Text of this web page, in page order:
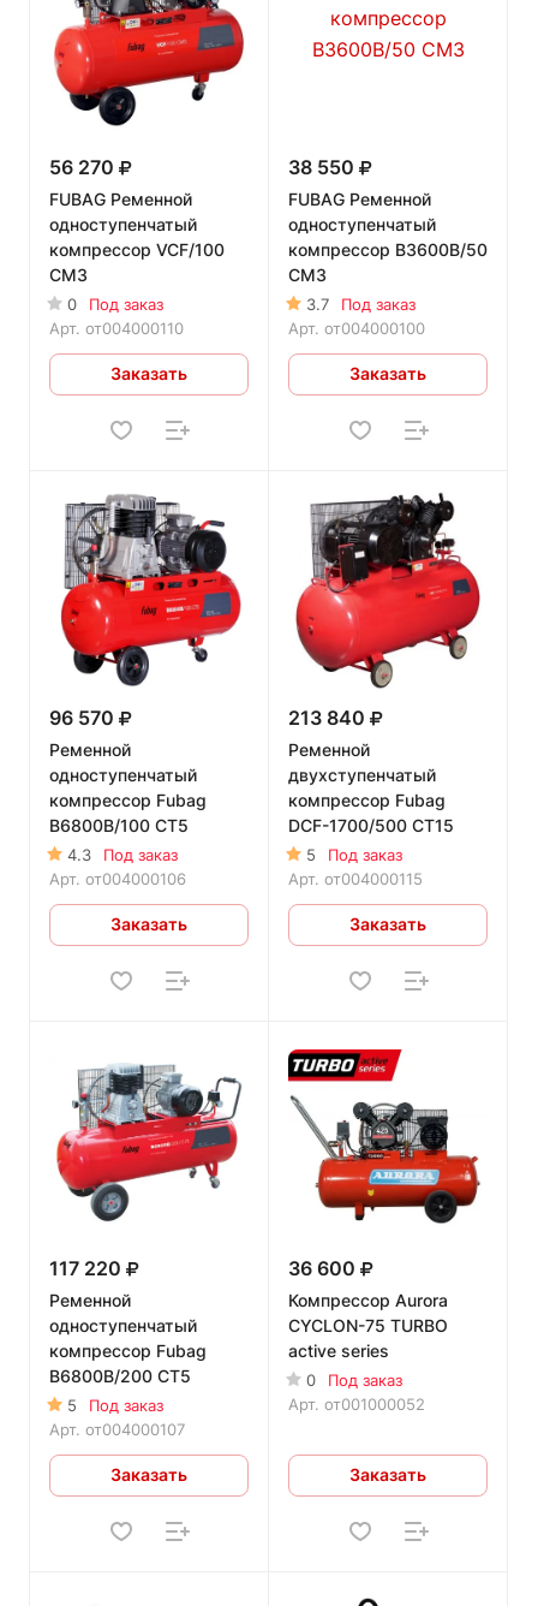
56 270
FUBAG Ременной
одноступенчатый
компрессор VCF/100
CM3
0
Под заказ
Арт. от004000110
Заказать
38 550
FUBAG Ременной
одноступенчатый
компрессор B3600B/50
CM3
3.7
Под заказ
Арт. от004000100
Заказать
96 570
Ременной
одноступенчатый
компрессор Fubag
B6800B/100 CT5
4.3
Под заказ
Арт. от004000106
Заказать
213 840
Ременной
двухступенчатый
компрессор Fubag
DCF-1700/500 CT15
5
Под заказ
Арт. от004000115
Заказать
117 220
Ременной
одноступенчатый
компрессор Fubag
B6800B/200 CT5
5
Под заказ
Арт. от004000107
Заказать
36 600
Компрессор Aurora
CYCLON-75 TURBO
active series
0
Под заказ
Арт. от001000052
Заказать